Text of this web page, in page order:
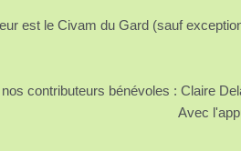
est le Civam du Gard (sauf
contributeurs bénévoles : Claire
Avec